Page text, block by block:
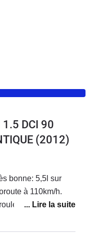
1.5 DCI 90
(2012)
5,5l sur
à 110km/h.
à 130km/h c'est